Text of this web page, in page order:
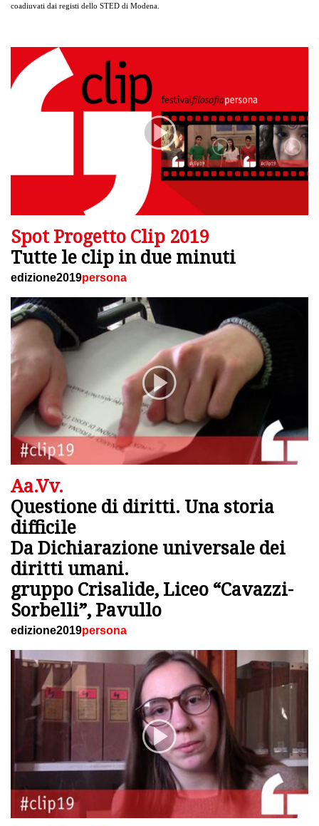
coadiuvati dai registi dello STED di Modena.
Spot Progetto Clip 2019
Tutte le clip in due minuti
edizione2019persona
Aa.Vv.
Questione di diritti. Una storia
difficile
Da Dichiarazione universale dei
diritti umani.
gruppo Crisalide, Liceo “Cavazzi-
Sorbelli”, Pavullo
edizione2019persona